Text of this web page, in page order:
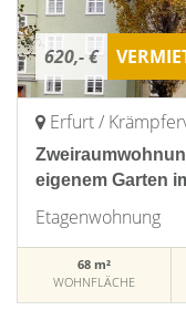
620,- €
Erfurt /
eigenem Garten
Etagenwohnung
68 m²
WOHNFLÄCHE